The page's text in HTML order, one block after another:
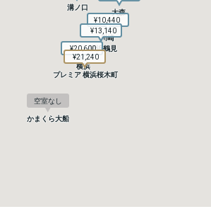
大森
¥10,440
川崎
¥13,140
横浜鶴見
¥20,600
横浜
¥21,240
プレミア 横浜桜木町
溝ノ口
空室なし
かまくら大船
大森
¥10,440
川崎
¥13,140
横浜鶴見
¥20,600
横浜
¥21,240
プレミア 横浜桜木町
溝ノ口
空室なし
かまくら大船